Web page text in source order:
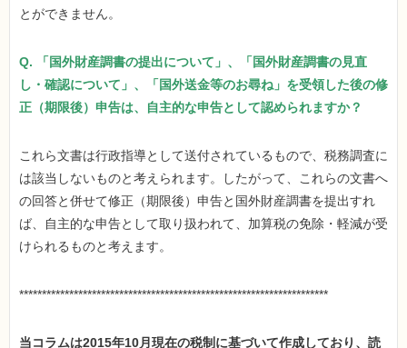
とができません。
Q. 「国外財産調書の提出について」、「国外財産調書の見直
し・確認について」、「国外送金等のお尋ね」を受領した後の修
正（期限後）申告は、自主的な申告として認められますか？
これら文書は行政指導として送付されているもので、税務調査に
は該当しないものと考えられます。したがって、これらの文書へ
の回答と併せて修正（期限後）申告と国外財産調書を提出すれ
ば、自主的な申告として取り扱われて、加算税の免除・軽減が受
けられるものと考えます。
********************************************************************
当コラムは2015年10月現在の税制に基づいて作成しており、読